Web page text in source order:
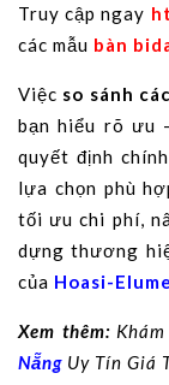
Truy cập ngay
các mẫu bàn
Việc so sánh
bạn hiểu rõ ưu
quyết định
lựa chọn phù
tối ưu chi phí,
dựng thương
của Hoasi-
Xem thêm:
Nẵng Uy Tín Giá